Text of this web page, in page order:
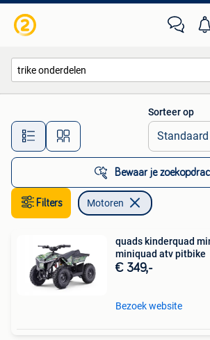
Alle afstanden…
Sorteer op
Bewaar je
Filters Motoren
quads kinderquad
miniquad atv pitbike
€ 349,-
Bezoek website